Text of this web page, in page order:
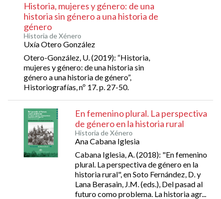
Historia, mujeres y género: de una
historia sin género a una historia de
género
Historia de Xénero
Uxía Otero González
Otero-González, U. (2019): “Historia,
mujeres y género: de una historia sin
género a una historia de género”,
Historiografías, nº 17. p. 27-50.
En femenino plural. La perspectiva
de género en la historia rural
Historia de Xénero
Ana Cabana Iglesia
Cabana Iglesia, A. (2018): "En femenino
plural. La perspectiva de género en la
historia rural", en Soto Fernández, D. y
Lana Berasain, J.M. (eds.), Del pasad al
futuro como problema. La historia agr...